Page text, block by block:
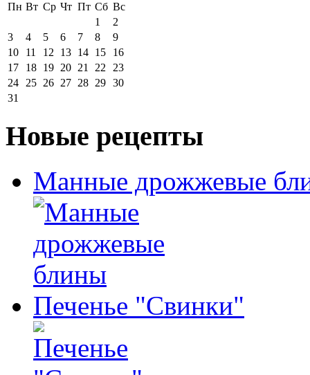
Пн Вт Ср Чт Пт Сб Вс
1
2
3
4 5 6 7 8
9
10
11 12 13 14 15
16
17
18 19 20 21 22 23
24 25 26 27 28 29 30
31
Новые рецепты
Манные дрожжевые
Печенье "Свинки"